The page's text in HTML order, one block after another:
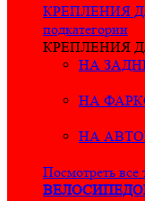
КРЕПЛЕНИЯ
подкатегории
КРЕПЛЕНИЯ
НА
НА
НА
Посмотреть все